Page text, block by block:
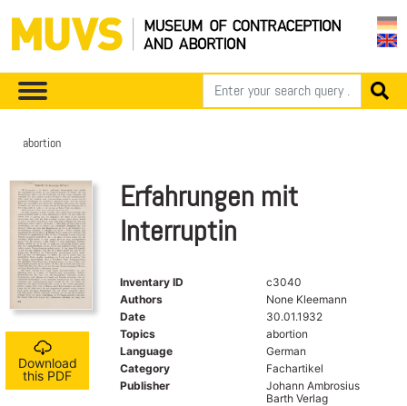
abortion
Download
this PDF
Erfahrungen mit
Interruptin
Inventary ID
c3040
Authors
None Kleemann
Date
30.01.1932
Topics
abortion
Language
German
Category
Fachartikel
Publisher
Johann Ambrosius
Barth Verlag